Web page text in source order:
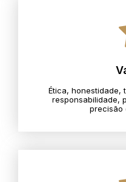
Ética, honestidade,
responsabilidade,
precisão